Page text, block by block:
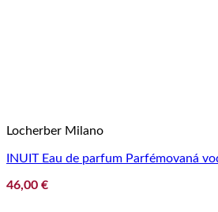
Locherber Milano
INUIT Eau de parfum Parfémovaná
46,00 €